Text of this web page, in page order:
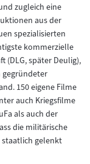
zugleich eine
aus der
spezialisierten
kommerzielle
(DLG, später Deulig),
150 eigene Filme
auch Kriegsfilme
als auch der
die militärische
gelenkt